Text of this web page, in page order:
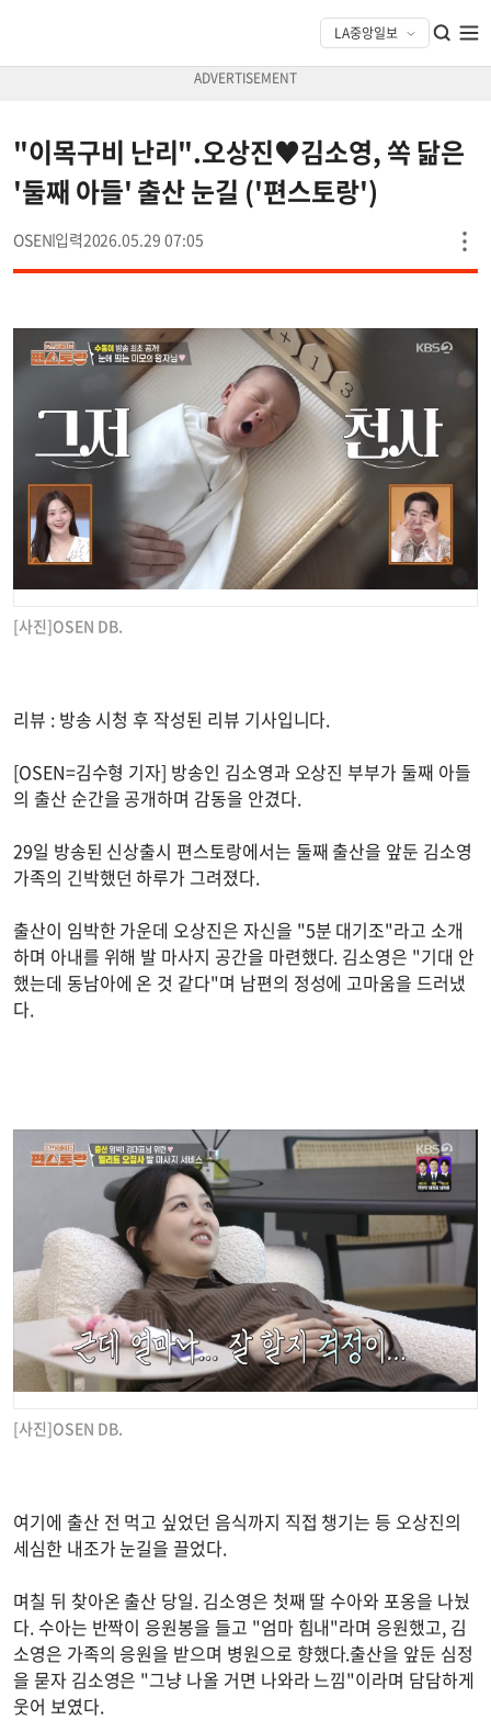
"이목구비 난리".오상진♥김소영, 쏙 닮은
'둘째 아들' 출산 눈길 ('편스토랑')
OSEN 2026.05.29 07:05
[사진]OSEN DB.
리뷰 : 방송 시청 후 작성된 리뷰 기사입니다.
[OSEN=김수형 기자] 방송인 김소영과 오상진 부부가 둘째 아들
의 출산 순간을 공개하며 감동을 안겼다.
29일 방송된 신상출시 편스토랑에서는 둘째 출산을 앞둔 김소영
가족의 긴박했던 하루가 그려졌다.
출산이 임박한 가운데 오상진은 자신을 "5분 대기조"라고 소개
하며 아내를 위해 발 마사지 공간을 마련했다. 김소영은 "기대 안
했는데 동남아에 온 것 같다"며 남편의 정성에 고마움을 드러냈
다.
[사진]OSEN DB.
여기에 출산 전 먹고 싶었던 음식까지 직접 챙기는 등 오상진의
세심한 내조가 눈길을 끌었다.
며칠 뒤 찾아온 출산 당일. 김소영은 첫째 딸 수아와 포옹을 나눴
다. 수아는 반짝이 응원봉을 들고 "엄마 힘내"라며 응원했고, 김
소영은 가족의 응원을 받으며 병원으로 향했다.출산을 앞둔 심정
을 묻자 김소영은 "그냥 나올 거면 나와라 느낌"이라며 담담하게
웃어 보였다.